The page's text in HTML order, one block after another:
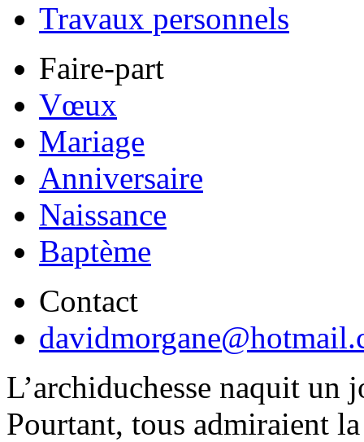
Travaux personnels
Faire-part
Vœux
Mariage
Anniversaire
Naissance
Baptème
Contact
L’archiduchesse naquit un
Pourtant, tous admiraient